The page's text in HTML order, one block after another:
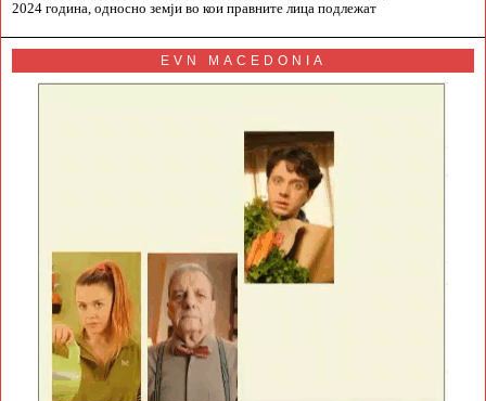
2024 година, односно земји во кои правните лица подлежат
EVN MACEDONIA